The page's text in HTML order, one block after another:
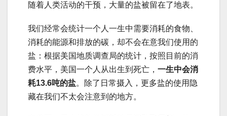
随着人类活动的干预，大量的盐被留在了地表。
我们经常会统计一个人一生中需要消耗的食物、
消耗的能源和排放的碳，却不会在意我们使用的
盐：根据美国地质调查局的统计，按照目前的消
费水平，美国一个人从出生到死亡， 一生中会消
耗13.6吨的盐。除了日常摄入，更多盐的使用隐
藏在我们不太会注意到的地方。